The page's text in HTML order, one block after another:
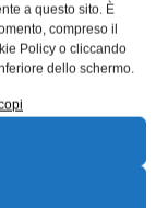
a questo sito. È
compreso il
Policy o cliccando
dello schermo.
del
del packaging.